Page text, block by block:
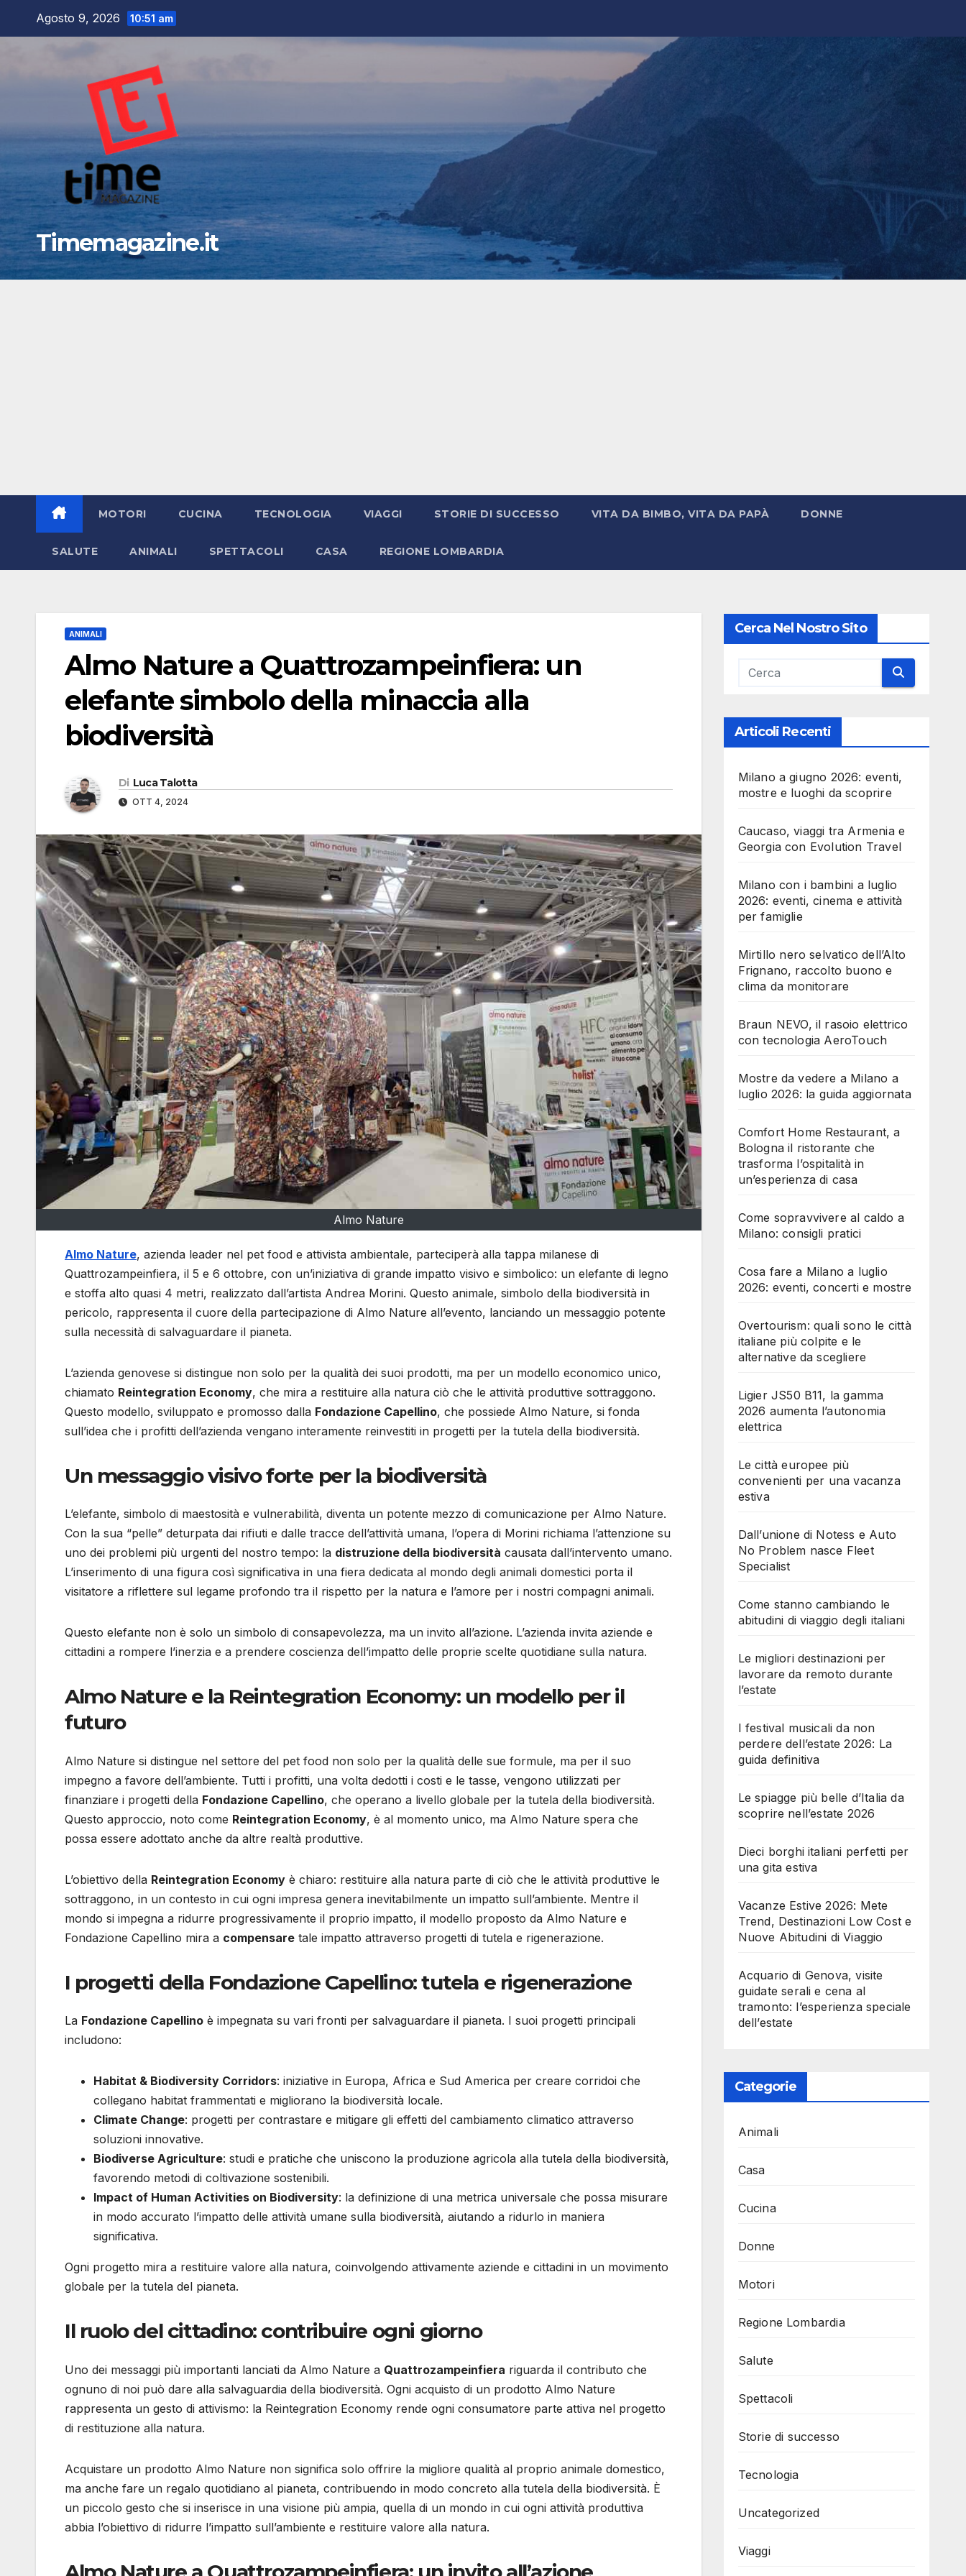
Agosto 9, 2026 10:51 am
Timemagazine.it
MOTORI CUCINA TECNOLOGIA VIAGGI STORIE DI SUCCESSO VITA DA BIMBO, VITA DA PAPÀ DONNE
SALUTE ANIMALI SPETTACOLI CASA REGIONE LOMBARDIA
ANIMALI
Almo Nature a Quattrozampeinfiera: un
elefante simbolo della minaccia alla
biodiversità
Di Luca Talotta
OTT 4, 2024
Almo Nature
Almo Nature, azienda leader nel pet food e attivista ambientale, parteciperà alla tappa milanese di
Quattrozampeinfiera, il 5 e 6 ottobre, con un’iniziativa di grande impatto visivo e simbolico: un elefante di legno
e stoffa alto quasi 4 metri, realizzato dall’artista Andrea Morini. Questo animale, simbolo della biodiversità in
pericolo, rappresenta il cuore della partecipazione di Almo Nature all’evento, lanciando un messaggio potente
sulla necessità di salvaguardare il pianeta.
L’azienda genovese si distingue non solo per la qualità dei suoi prodotti, ma per un modello economico unico,
chiamato Reintegration Economy, che mira a restituire alla natura ciò che le attività produttive sottraggono.
Questo modello, sviluppato e promosso dalla Fondazione Capellino, che possiede Almo Nature, si fonda
sull’idea che i profitti dell’azienda vengano interamente reinvestiti in progetti per la tutela della biodiversità.
Un messaggio visivo forte per la biodiversità
L’elefante, simbolo di maestosità e vulnerabilità, diventa un potente mezzo di comunicazione per Almo Nature.
Con la sua “pelle” deturpata dai rifiuti e dalle tracce dell’attività umana, l’opera di Morini richiama l’attenzione su
uno dei problemi più urgenti del nostro tempo: la distruzione della biodiversità causata dall’intervento umano.
L’inserimento di una figura così significativa in una fiera dedicata al mondo degli animali domestici porta il
visitatore a riflettere sul legame profondo tra il rispetto per la natura e l’amore per i nostri compagni animali.
Questo elefante non è solo un simbolo di consapevolezza, ma un invito all’azione. L’azienda invita aziende e
cittadini a rompere l’inerzia e a prendere coscienza dell’impatto delle proprie scelte quotidiane sulla natura.
Almo Nature e la Reintegration Economy: un modello per il
futuro
Almo Nature si distingue nel settore del pet food non solo per la qualità delle sue formule, ma per il suo
impegno a favore dell’ambiente. Tutti i profitti, una volta dedotti i costi e le tasse, vengono utilizzati per
finanziare i progetti della Fondazione Capellino, che operano a livello globale per la tutela della biodiversità.
Questo approccio, noto come Reintegration Economy, è al momento unico, ma Almo Nature spera che
possa essere adottato anche da altre realtà produttive.
L’obiettivo della Reintegration Economy è chiaro: restituire alla natura parte di ciò che le attività produttive le
sottraggono, in un contesto in cui ogni impresa genera inevitabilmente un impatto sull’ambiente. Mentre il
mondo si impegna a ridurre progressivamente il proprio impatto, il modello proposto da Almo Nature e
Fondazione Capellino mira a compensare tale impatto attraverso progetti di tutela e rigenerazione.
I progetti della Fondazione Capellino: tutela e rigenerazione
La Fondazione Capellino è impegnata su vari fronti per salvaguardare il pianeta. I suoi progetti principali
includono:
Habitat & Biodiversity Corridors: iniziative in Europa, Africa e Sud America per creare corridoi che
collegano habitat frammentati e migliorano la biodiversità locale.
Climate Change: progetti per contrastare e mitigare gli effetti del cambiamento climatico attraverso
soluzioni innovative.
Biodiverse Agriculture: studi e pratiche che uniscono la produzione agricola alla tutela della biodiversità,
favorendo metodi di coltivazione sostenibili.
Impact of Human Activities on Biodiversity: la definizione di una metrica universale che possa misurare
in modo accurato l’impatto delle attività umane sulla biodiversità, aiutando a ridurlo in maniera
significativa.
Ogni progetto mira a restituire valore alla natura, coinvolgendo attivamente aziende e cittadini in un movimento
globale per la tutela del pianeta.
Il ruolo del cittadino: contribuire ogni giorno
Uno dei messaggi più importanti lanciati da Almo Nature a Quattrozampeinfiera riguarda il contributo che
ognuno di noi può dare alla salvaguardia della biodiversità. Ogni acquisto di un prodotto Almo Nature
rappresenta un gesto di attivismo: la Reintegration Economy rende ogni consumatore parte attiva nel progetto
di restituzione alla natura.
Acquistare un prodotto Almo Nature non significa solo offrire la migliore qualità al proprio animale domestico,
ma anche fare un regalo quotidiano al pianeta, contribuendo in modo concreto alla tutela della biodiversità. È
un piccolo gesto che si inserisce in una visione più ampia, quella di un mondo in cui ogni attività produttiva
abbia l’obiettivo di ridurre l’impatto sull’ambiente e restituire valore alla natura.
Cerca Nel Nostro Sito
Articoli Recenti
Milano a giugno 2026: eventi,
mostre e luoghi da scoprire
Caucaso, viaggi tra Armenia e
Georgia con Evolution Travel
Milano con i bambini a luglio
2026: eventi, cinema e attività
per famiglie
Mirtillo nero selvatico dell’Alto
Frignano, raccolto buono e
clima da monitorare
Braun NEVO, il rasoio elettrico
con tecnologia AeroTouch
Mostre da vedere a Milano a
luglio 2026: la guida aggiornata
Comfort Home Restaurant, a
Bologna il ristorante che
trasforma l’ospitalità in
un’esperienza di casa
Come sopravvivere al caldo a
Milano: consigli pratici
Cosa fare a Milano a luglio
2026: eventi, concerti e mostre
Overtourism: quali sono le città
italiane più colpite e le
alternative da scegliere
Ligier JS50 B11, la gamma
2026 aumenta l’autonomia
elettrica
Le città europee più
convenienti per una vacanza
estiva
Dall’unione di Notess e Auto
No Problem nasce Fleet
Specialist
Come stanno cambiando le
abitudini di viaggio degli italiani
Le migliori destinazioni per
lavorare da remoto durante
l’estate
I festival musicali da non
perdere dell’estate 2026: La
guida definitiva
Le spiagge più belle d’Italia da
scoprire nell’estate 2026
Dieci borghi italiani perfetti per
una gita estiva
Vacanze Estive 2026: Mete
Trend, Destinazioni Low Cost e
Nuove Abitudini di Viaggio
Acquario di Genova, visite
guidate serali e cena al
tramonto: l’esperienza speciale
dell’estate
Categorie
Animali
Casa
Cucina
Donne
Motori
Regione Lombardia
Salute
Spettacoli
Storie di successo
Tecnologia
Uncategorized
Viaggi